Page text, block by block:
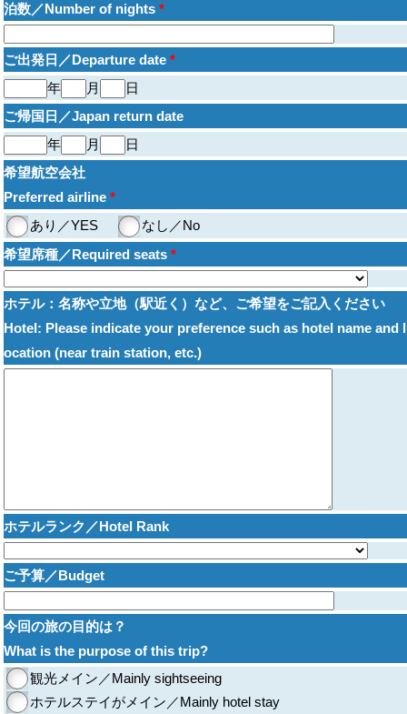
泊数／Number of nights *
ご出発日／Departure date *
年
月
日
ご帰国日／Japan return date
年
月
日
希望航空会社
Preferred airline *
あり／YES
なし／No
希望席種／Required seats *
ホテル：名称や立地（駅近く）など、ご希望をご記入ください
Hotel: Please indicate your preference such as hotel name and l
ocation (near train station, etc.)
ホテルランク／Hotel Rank
ご予算／Budget
今回の旅の目的は？
What is the purpose of this trip?
観光メイン／Mainly sightseeing
ホテルステイがメイン／Mainly hotel stay